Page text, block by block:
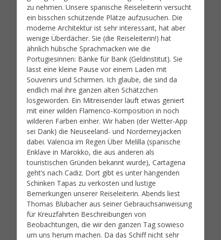
zu nehmen. Unsere spanische Reiseleiterin versucht
ein bisschen schützende Plätze aufzusuchen. Die
moderne Architektur ist sehr interessant, hat aber
wenige Überdächer. Sie (die Reiseleiterin!) hat
ähnlich hübsche Sprachmacken wie die
Portugiesinnen: Bänke für Bank (Geldinstitut). Sie
lässt eine kleine Pause vor einem Laden mit
Souvenirs und Schirmen. Ich glaube, die sind da
endlich mal ihre ganzen alten Schätzchen
losgeworden. Ein Mitreisender läuft etwas geniert
mit einer wilden Flamenco-Komposition in noch
wilderen Farben einher. Wir haben (der Wetter-App
sei Dank) die Neuseeland- und Norderneyjacken
dabei. Valencia im Regen Über Melilla (spanische
Enklave in Marokko, die aus anderen als
touristischen Gründen bekannt wurde), Cartagena
geht’s nach Cadiz. Dort gibt es unter hängenden
Schinken Tapas zu verkosten und lustige
Bemerkungen unserer Reiseleiterin. Abends liest
Thomas Blubacher aus seiner Gebrauchsanweisung
für Kreuzfahrten Beschreibungen von
Beobachtungen, die wir den ganzen Tag sowieso
um uns herum machen. Da das Schiff nicht sehr